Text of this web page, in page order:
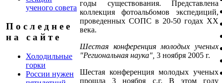
ученого совета
П о с л е д н е е
н а с а й т е
Холодильные
горки
России нужен
годы существования. Представлена
коллекция фотоальбомов экспедиций,
проведенных СОПС в 20-50 годах XX
века.
Шестая конференция молодых ученых
"Региональная наука", 3 ноября 2005 г.
Шестая конференция молодых ученых
прошла 3 ноября с.г. В этом году